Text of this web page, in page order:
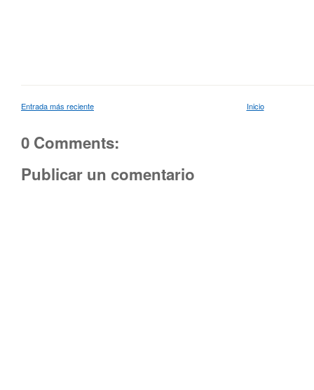
Entrada más reciente Inicio
0 Comments:
Publicar un comentario